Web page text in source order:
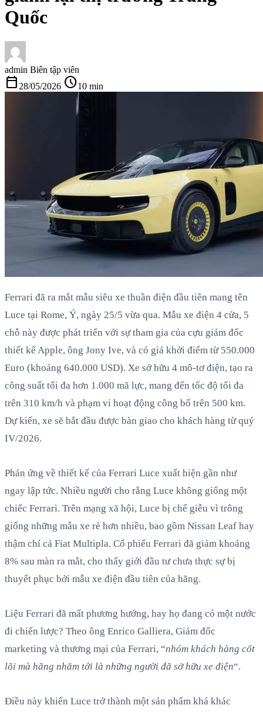
Quốc
admin Biên tập viên
calendar_today 28/05/2026 schedule10 min
Ferrari đã ra mắt mẫu siêu xe thuần điện đầu tiên mang tên
Luce tại Rome, Ý, ngày 25/5 vừa qua. Mẫu xe điện 4 cửa, 5
chỗ này được phát triển với sự tham gia của cựu giám đốc
thiết kế Apple, ông Jony Ive, và có giá khởi điểm từ 550.000
Euro (khoảng 640.000 USD). Xe sở hữu 4 mô-tơ điện, tạo ra
công suất tối đa hơn 1.000 mã lực, mang đến tốc độ tối đa
trên 310 km/h và phạm vi hoạt động công bố trên 500 km.
Dự kiến, xe sẽ bắt đầu được bàn giao cho khách hàng từ quý
IV/2026.
Phản ứng về thiết kế của Ferrari Luce xuất hiện gần như
ngay lập tức. Nhiều người cho rằng Luce không giống một
chiếc Ferrari. Trên mạng xã hội, Luce bị chế giễu vì trông
giống những mẫu xe rẻ hơn nhiều, bao gồm Nissan Leaf hay
thậm chí cả Fiat Multipla. Cổ phiếu Ferrari đã giảm khoảng
8% sau màn ra mắt, cho thấy giới đầu tư chưa thực sự bị
thuyết phục bởi mẫu xe điện đầu tiên của hãng.
Liệu Ferrari đã mất phương hướng, hay họ đang có một nước
đi chiến lược? Theo ông Enrico Galliera, Giám đốc
marketing và thương mại của Ferrari, “nhóm khách hàng cốt
lõi mà hãng nhắm tới là những người đã sở hữu xe điện“.
Điều này khiến Luce trở thành một sản phẩm khá khác